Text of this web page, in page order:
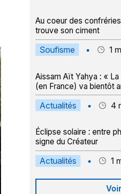
Au coeur des
trouve son ciment
Soufisme • 1
Aissam Aït Yahya : «
(en France) va bientôt
Actualités • 4
Éclipse solaire : entre
signe du Créateur
Actualités • 1